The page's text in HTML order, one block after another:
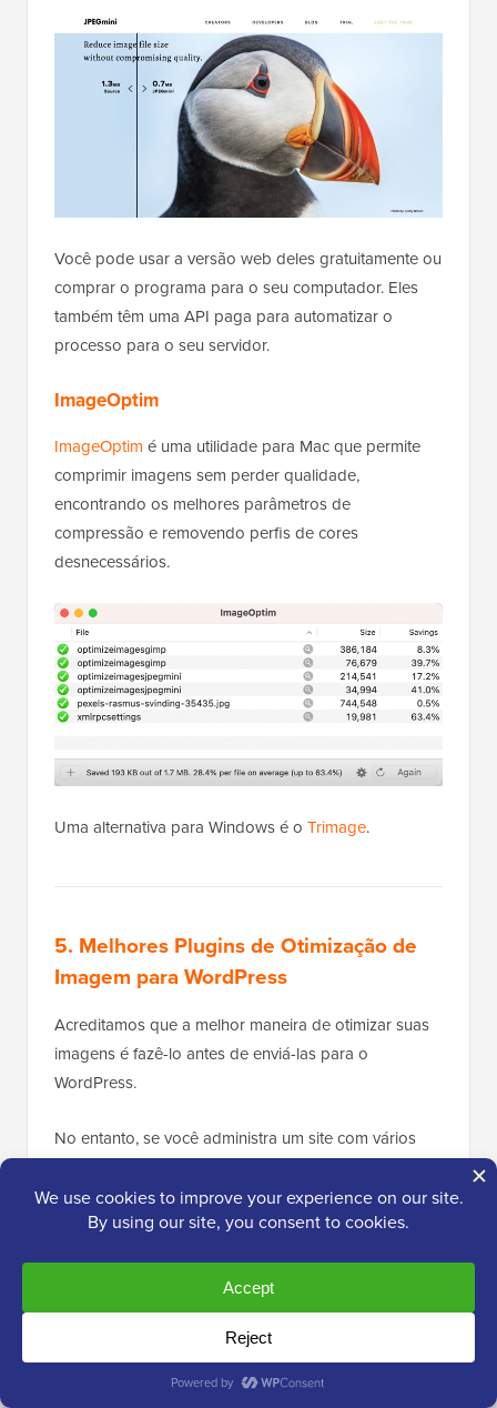
Você pode usar a versão web deles gratuitamente ou
comprar o programa para o seu computador. Eles
também têm uma API paga para automatizar o
processo para o seu servidor.
ImageOptim
ImageOptim é uma utilidade para Mac que permite
comprimir imagens sem perder qualidade,
encontrando os melhores parâmetros de
compressão e removendo perfis de cores
desnecessários.
Uma alternativa para Windows é o Trimage.
5. Melhores Plugins de Otimização de
Imagem para WordPress
Acreditamos que a melhor maneira de otimizar suas
imagens é fazê-lo antes de enviá-las para o
WordPress.
No entanto, se você administra um site com vários
pode experimentar umplugin de compressão de
imagens para WordPress.
Aqui está nossa lista dos melhores plugins de
compressão de imagem para WordPress:
Optimole, um plugin popular da equipe por trás
ThemeIsle